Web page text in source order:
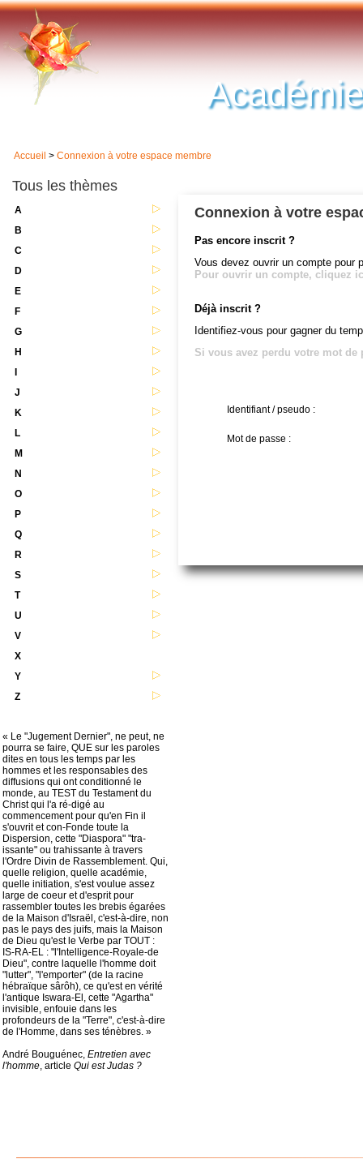
Accueil > Connexion à votre espace membre
Tous les thèmes
A
B
C
D
E
F
G
H
J
K
L
M
N
O
P
Q
R
S
T
U
V
X
Y
Z
« Le "Jugement Dernier", ne peut, ne
pourra se faire, QUE sur les paroles
dites en tous les temps par les
hommes et les responsables des
diffusions qui ont conditionné le
monde, au TEST du Testament du
Christ qui l'a ré-digé au
commencement pour qu'en Fin il
s'ouvrit et con-Fonde toute la
Dispersion, cette "Diaspora" "tra-
issante" ou trahissante à travers
l'Ordre Divin de Rassemblement. Qui,
quelle religion, quelle académie,
quelle initiation, s'est voulue assez
large de coeur et d'esprit pour
rassembler toutes les brebis égarées
de la Maison d'Israël, c'est-à-dire, non
pas le pays des juifs, mais la Maison
de Dieu qu'est le Verbe par TOUT :
IS-RA-EL : "l'Intelligence-Royale-de
Dieu", contre laquelle l'homme doit
"lutter", "l'emporter" (de la racine
hébraïque sârôh), ce qu'est en vérité
l'antique Iswara-El, cette "Agartha"
invisible, enfouie dans les
profondeurs de la "Terre", c'est-à-dire
de l'Homme, dans ses ténèbres. »
André Bouguénec, Entretien avec
l'homme, article Qui est Judas ?
Connexion à votre
Pas encore inscrit ?
Vous devez ouvrir un compte pour
Pour ouvrir un compte, cliquez
Déjà inscrit ?
Identifiez-vous pour gagner du
Si vous avez perdu votre mot de
Identifiant / pseudo :
Mot de passe :